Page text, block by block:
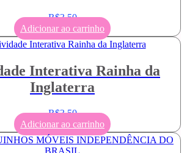
R$3,50
Adicionar ao carrinho
Interativa Rainha da
Inglaterra
R$3,50
Adicionar ao carrinho